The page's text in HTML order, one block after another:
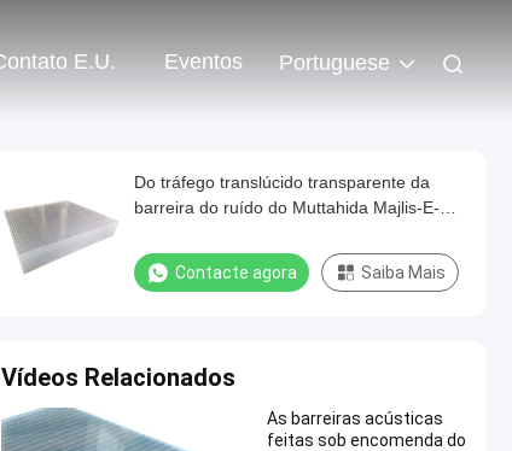
E.U. Eventos Portuguese
Do tráfego translúcido transparente da
barreira do ruído do Muttahida Majlis-E-
Contacte agora Saiba Mais
Vídeos Relacionados
As barreiras acústicas
feitas sob encomenda do